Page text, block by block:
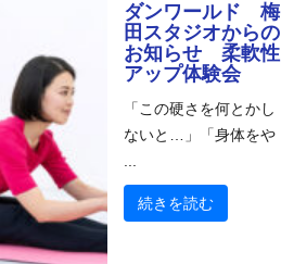
ダンワールド 梅
田スタジオからの
お知らせ 柔軟性
アップ体験会
「この硬さを何とかし
ないと…」「身体をや
...
続きを読む